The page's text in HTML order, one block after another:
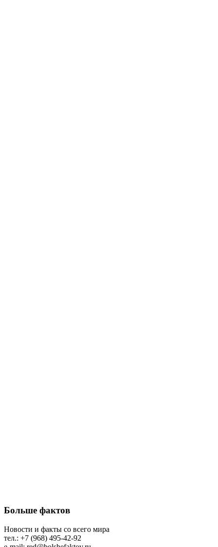
Больше фактов
Новости и факты со всего мира
тел.: +7 (968) 495-42-92